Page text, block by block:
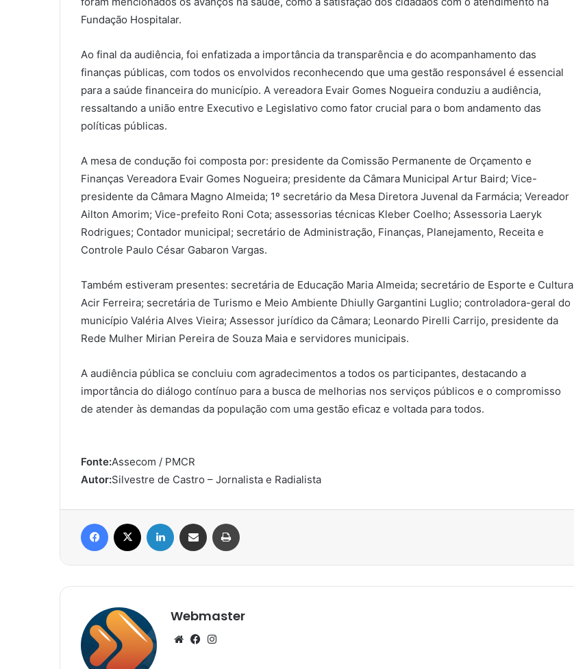
Fundação Hospitalar.
Ao final da audiência, foi enfatizada a importância da transparência e do acompanhamento das
finanças públicas, com todos os envolvidos reconhecendo que uma gestão responsável é essencial
para a saúde financeira do município. A vereadora Evair Gomes Nogueira conduziu a audiência,
ressaltando a união entre Executivo e Legislativo como fator crucial para o bom andamento das
políticas públicas.
A mesa de condução foi composta por: presidente da Comissão Permanente de Orçamento e
Finanças Vereadora Evair Gomes Nogueira; presidente da Câmara Municipal Artur Baird; Vice-
presidente da Câmara Magno Almeida; 1º secretário da Mesa Diretora Juvenal da Farmácia; Vereador
Ailton Amorim; Vice-prefeito Roni Cota; assessorias técnicas Kleber Coelho; Assessoria Laeryk
Rodrigues; Contador municipal; secretário de Administração, Finanças, Planejamento, Receita e
Controle Paulo César Gabaron Vargas.
Também estiveram presentes: secretária de Educação Maria Almeida; secretário de Esporte e Cultura
Acir Ferreira; secretária de Turismo e Meio Ambiente Dhiully Gargantini Luglio; controladora-geral do
município Valéria Alves Vieira; Assessor jurídico da Câmara; Leonardo Pirelli Carrijo, presidente da
Rede Mulher Mirian Pereira de Souza Maia e servidores municipais.
A audiência pública se concluiu com agradecimentos a todos os participantes, destacando a
importância do diálogo contínuo para a busca de melhorias nos serviços públicos e o compromisso
de atender às demandas da população com uma gestão eficaz e voltada para todos.
Fonte:Assecom / PMCR
Autor:Silvestre de Castro – Jornalista e Radialista
Facebook Linkedin Compartilhar via e-mail
Webmaster
WebsiteFacebook